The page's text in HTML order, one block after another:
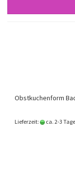
Obstkuchenform
Lieferzeit: ca. 2-3 Tage